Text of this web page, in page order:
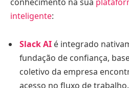
inteligente:
Slack AI é integrado
fundação de confiança,
coletivo da empresa
acesso no fluxo de trabalho.